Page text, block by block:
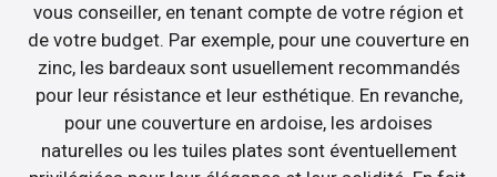
vous conseiller, en tenant compte de votre région et
de votre budget. Par exemple, pour une couverture en
zinc, les bardeaux sont usuellement recommandés
pour leur résistance et leur esthétique. En revanche,
pour une couverture en ardoise, les ardoises
naturelles ou les tuiles plates sont éventuellement